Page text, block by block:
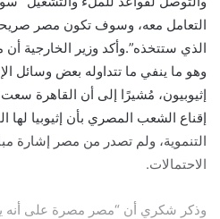
التعامل معه، وسوف تكون مصر
الذي ستتخذه”.وأكد وزير الخارجية
وهو ما ينفي ما تتداوله بعض وسائل
إثيوبيون، مُشيرًا إلى أن القاهرة
إقناع الشعب المصري بأن إثيوبيا لها
التنموية، ولم تصدر من مصر إشارة
الاحتمالات.
وذكر شكري أن “مصر مصرة على أنه